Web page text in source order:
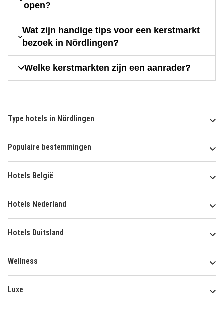
open?
Wat zijn handige tips voor een kerstmarkt
bezoek in Nördlingen?
Welke kerstmarkten zijn een aanrader?
Type hotels in Nördlingen
Populaire bestemmingen
Hotels België
Hotels Nederland
Hotels Duitsland
Wellness
Luxe